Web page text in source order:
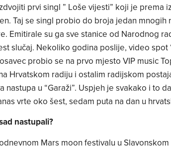
prvi singl ” Loše vijesti” koji je prema
Taj se singl probio do broja jedan mnogih
Emitirale su ga sve stanice od Narodnog
slučaj. Nekoliko godina poslije, video spot
probio se na prvo mjesto VIP music
Hrvatskom radiju i ostalim radijskom
nastupa u “Garaži”. Uspjeh je svakako i to
vrte oko šest, sedam puta na dan u
nastupali?
Mars moon festivalu u